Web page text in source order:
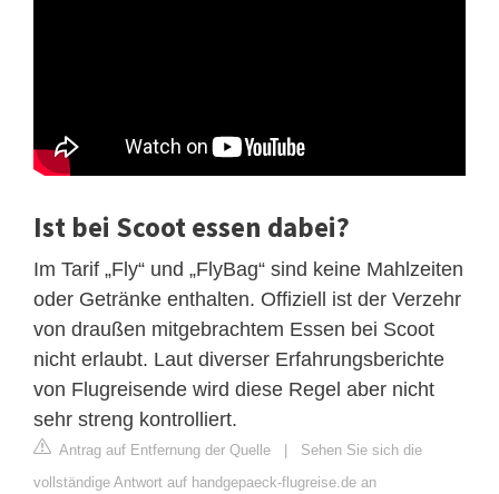
Ist bei Scoot essen dabei?
Im Tarif „Fly“ und „FlyBag“ sind keine Mahlzeiten
oder Getränke enthalten. Offiziell ist der Verzehr
von draußen mitgebrachtem Essen bei Scoot
nicht erlaubt. Laut diverser Erfahrungsberichte
von Flugreisende wird diese Regel aber nicht
sehr streng kontrolliert.
Antrag auf Entfernung der Quelle | Sehen Sie sich die
vollständige Antwort auf handgepaeck-flugreise.de an